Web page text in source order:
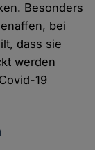
Besonders
bei
dass sie
werden
19